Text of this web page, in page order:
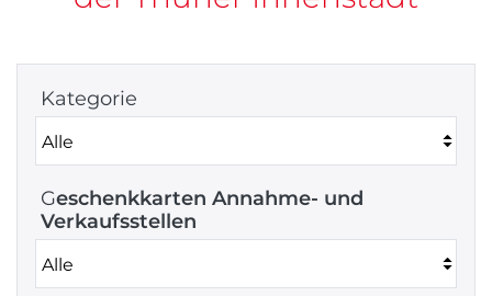
Kategorie
Geschenkkarten Annahme- und
Verkaufsstellen